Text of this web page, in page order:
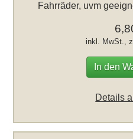
Fahrräder, uvm
inkl. MwSt.,
In den
Details